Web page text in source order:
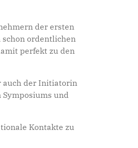
der ersten
schon ordentlichen
perfekt zu den
auch der Initiatorin
Symposiums und
Kontakte zu